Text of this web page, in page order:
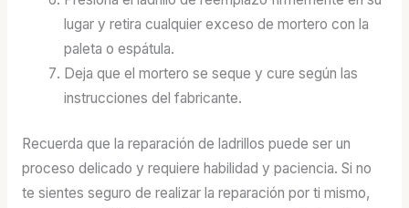
lugar y retira cualquier exceso de mortero con la
paleta o espátula.
Deja que el mortero se seque y cure según las
instrucciones del fabricante.
Recuerda que la reparación de ladrillos puede ser un
proceso delicado y requiere habilidad y paciencia. Si no
te sientes seguro de realizar la reparación por ti mismo,